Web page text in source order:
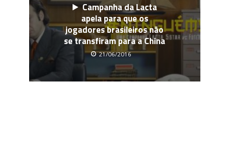
Campanha da Lacta
apela para que os
jogadores brasileiros não
se transfiram para a China
21/06/2016